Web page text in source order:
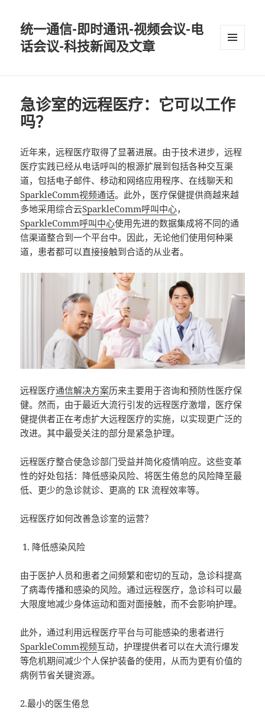
统一通信-即时通讯-视频会议-电
话会议-科技新闻及文章
急诊室的远程医疗：它可以工作
吗？
近年来，远程医疗取得了显著进展。由于技术进步，远程
医疗实践已经从电话呼叫的根源扩展到包括各种交互渠
道，包括电子邮件、移动和网络应用程序、在线聊天和
SparkleComm视频通话。此外，医疗保健提供商越来越
多地采用综合云SparkleComm呼叫中心，
SparkleComm呼叫中心使用先进的数据集成将不同的通
信渠道整合到一个平台中。因此，无论他们使用何种渠
道，患者都可以直接接触到合适的从业者。
远程医疗通信解决方案历来主要用于咨询和预防性医疗保
健。然而，由于最近大流行引发的远程医疗激增，医疗保
健提供者正在考虑扩大远程医疗的实施，以实现更广泛的
改进。其中最受关注的部分是紧急护理。
远程医疗整合使急诊部门受益并简化疫情响应。这些变革
性的好处包括：降低感染风险、将医生倦怠的风险降至最
低、更少的急诊就诊、更高的 ER 流程效率等。
远程医疗如何改善急诊室的运营？
降低感染风险
由于医护人员和患者之间频繁和密切的互动，急诊科提高
了病毒传播和感染的风险。通过远程医疗，急诊科可以最
大限度地减少身体运动和面对面接触，而不会影响护理。
此外，通过利用远程医疗平台与可能感染的患者进行
SparkleComm视频互动，护理提供者可以在大流行爆发
等危机期间减少个人保护装备的使用，从而为更有价值的
病例节省关键资源。
2.最小的医生倦怠